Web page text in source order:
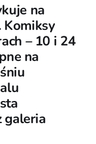
na
Komiksy
– 10 i 24
na
galeria